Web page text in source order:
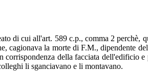
di cui all'art. 589 c.p., comma 2 perchè,
la morte di F.M., dipendente
della facciata dell'edificio
li sganciavano e li montavano.